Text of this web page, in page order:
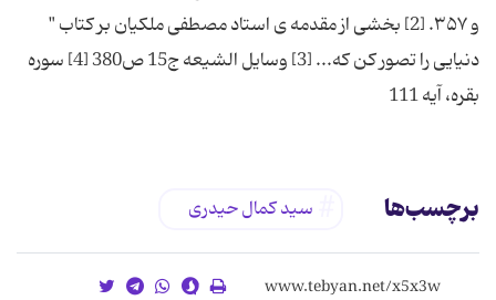
و ۳۵۷. [2] بخشی از مقدمه ی استاد مصطفی ملکیان بر کتاب "
دنیایی را تصور کن که... [3] وسایل الشیعه ج15 ص380 [4] سوره
بقره، آیه 111
برچسب‌ها سید کمال حیدری